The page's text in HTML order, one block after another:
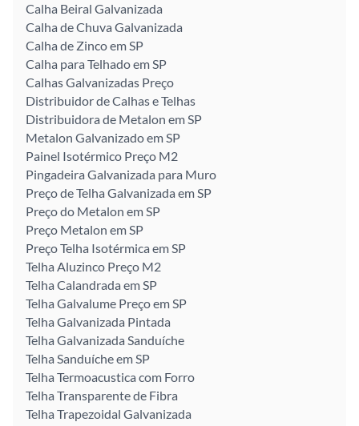
Calha Beiral Galvanizada
Calha de Chuva Galvanizada
Calha de Zinco em SP
Calha para Telhado em SP
Calhas Galvanizadas Preço
Distribuidor de Calhas e Telhas
Distribuidora de Metalon em SP
Metalon Galvanizado em SP
Painel Isotérmico Preço M2
Pingadeira Galvanizada para Muro
Preço de Telha Galvanizada em SP
Preço do Metalon em SP
Preço Metalon em SP
Preço Telha Isotérmica em SP
Telha Aluzinco Preço M2
Telha Calandrada em SP
Telha Galvalume Preço em SP
Telha Galvanizada Pintada
Telha Galvanizada Sanduíche
Telha Sanduíche em SP
Telha Termoacustica com Forro
Telha Transparente de Fibra
Telha Trapezoidal Galvanizada